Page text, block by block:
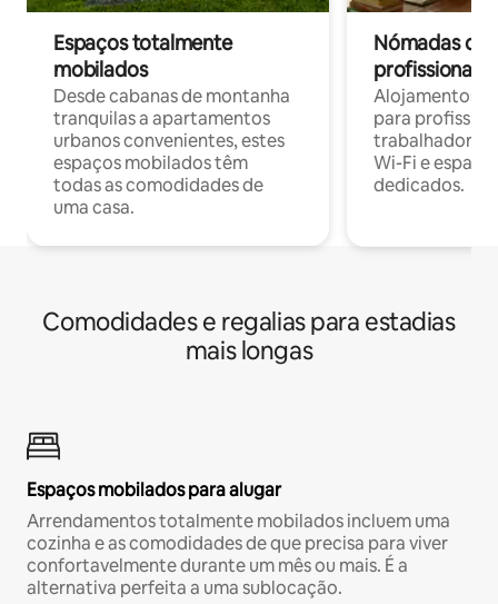
Espaços totalmente
mobilados
Desde cabanas de montanha
tranquilas a apartamentos
urbanos convenientes, estes
espaços mobilados têm
todas as comodidades de
uma casa.
Nómadas
profissionais
Alojamentos
para
trabalhadores
Wi-Fi e
dedicados.
Comodidades e regalias para estadias
mais longas
Espaços mobilados para alugar
Arrendamentos totalmente mobilados incluem uma
cozinha e as comodidades de que precisa para viver
confortavelmente durante um mês ou mais. É a
alternativa perfeita a uma sublocação.